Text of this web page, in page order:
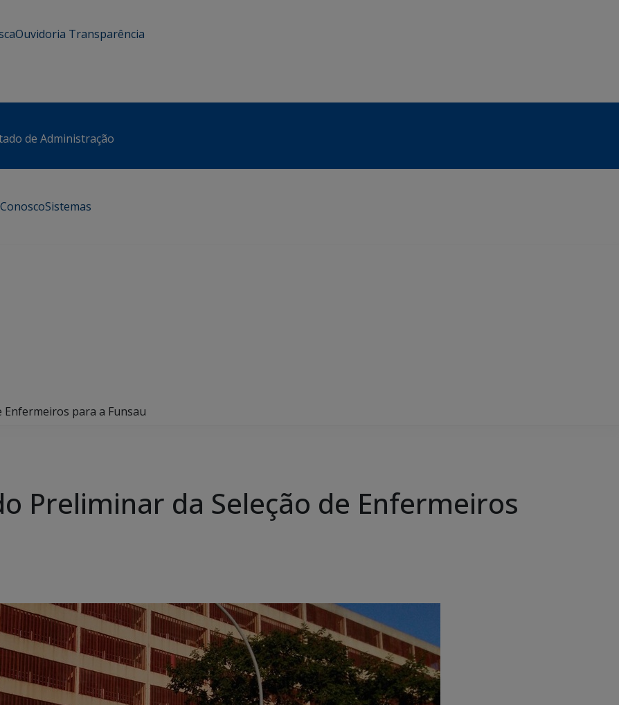
Ouvidoria Transparência
de Administração
Sistemas
Enfermeiros para a Funsau
Preliminar da Seleção de Enfermeiros